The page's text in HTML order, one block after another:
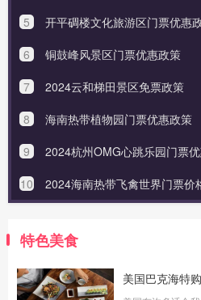
5
开平碉楼文化旅游区门票优惠
6
铜鼓峰风景区门票优惠政策
7
2024云和梯田景区免票政策
8
海南热带植物园门票优惠政策
9
2024杭州OMG心跳乐园门票
10 2024海南热带飞禽世界门票价
特色美食
美国巴克海特